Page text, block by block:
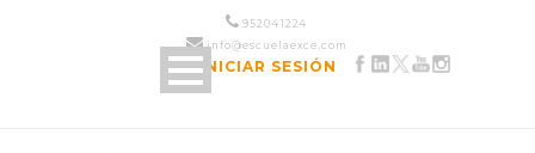
952 04 12 24
info@escuelaexce.com
INICIAR SESIÓN